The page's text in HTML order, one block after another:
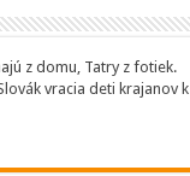
z domu, Tatry z fotiek.
vracia deti krajanov k